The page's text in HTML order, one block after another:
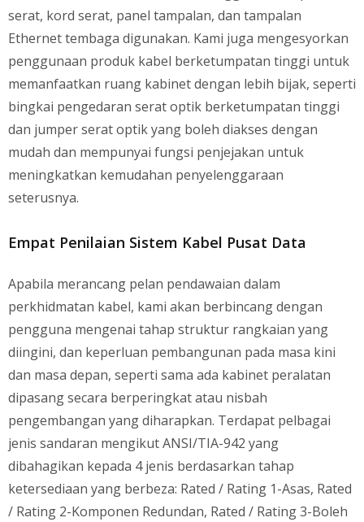
serat, kord serat, panel tampalan, dan tampalan
Ethernet tembaga digunakan. Kami juga mengesyorkan
penggunaan produk kabel berketumpatan tinggi untuk
memanfaatkan ruang kabinet dengan lebih bijak, seperti
bingkai pengedaran serat optik berketumpatan tinggi
dan jumper serat optik yang boleh diakses dengan
mudah dan mempunyai fungsi penjejakan untuk
meningkatkan kemudahan penyelenggaraan
seterusnya.
Empat Penilaian Sistem Kabel Pusat Data
Apabila merancang pelan pendawaian dalam
perkhidmatan kabel, kami akan berbincang dengan
pengguna mengenai tahap struktur rangkaian yang
diingini, dan keperluan pembangunan pada masa kini
dan masa depan, seperti sama ada kabinet peralatan
dipasang secara berperingkat atau nisbah
pengembangan yang diharapkan. Terdapat pelbagai
jenis sandaran mengikut ANSI/TIA-942 yang
dibahagikan kepada 4 jenis berdasarkan tahap
ketersediaan yang berbeza: Rated / Rating 1-Asas, Rated
/ Rating 2-Komponen Redundan, Rated / Rating 3-Boleh